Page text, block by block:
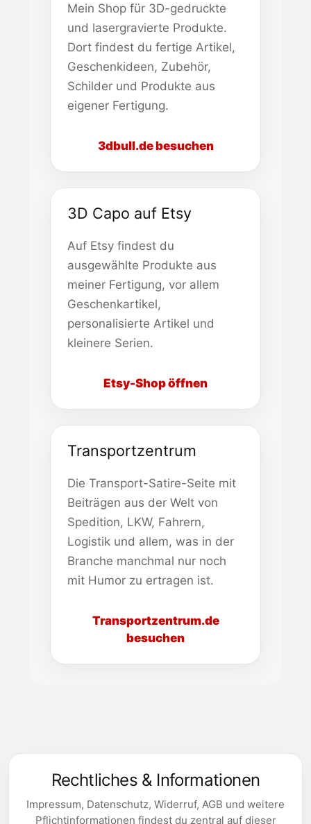
Mein Shop für 3D-gedruckte
und lasergravierte Produkte.
Dort findest du fertige Artikel,
Geschenkideen, Zubehör,
Schilder und Produkte aus
eigener Fertigung.
3dbull.de besuchen
3D Capo auf Etsy
Auf Etsy findest du
ausgewählte Produkte aus
meiner Fertigung, vor allem
Geschenkartikel,
personalisierte Artikel und
kleinere Serien.
Etsy-Shop öffnen
Transportzentrum
Die Transport-Satire-Seite mit
Beiträgen aus der Welt von
Spedition, LKW, Fahrern,
Logistik und allem, was in der
Branche manchmal nur noch
mit Humor zu ertragen ist.
Transportzentrum.de
besuchen
Rechtliches & Informationen
Impressum, Datenschutz, Widerruf, AGB und weitere
Pflichtinformationen findest du zentral auf dieser